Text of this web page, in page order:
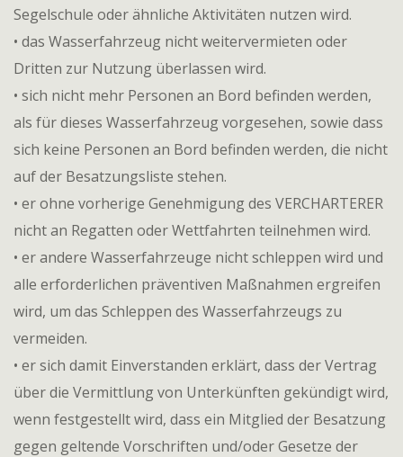
Segelschule oder ähnliche Aktivitäten nutzen wird.
• das Wasserfahrzeug nicht weitervermieten oder
Dritten zur Nutzung überlassen wird.
• sich nicht mehr Personen an Bord befinden werden,
als für dieses Wasserfahrzeug vorgesehen, sowie dass
sich keine Personen an Bord befinden werden, die nicht
auf der Besatzungsliste stehen.
• er ohne vorherige Genehmigung des VERCHARTERER
nicht an Regatten oder Wettfahrten teilnehmen wird.
• er andere Wasserfahrzeuge nicht schleppen wird und
alle erforderlichen präventiven Maßnahmen ergreifen
wird, um das Schleppen des Wasserfahrzeugs zu
vermeiden.
• er sich damit Einverstanden erklärt, dass der Vertrag
über die Vermittlung von Unterkünften gekündigt wird,
wenn festgestellt wird, dass ein Mitglied der Besatzung
gegen geltende Vorschriften und/oder Gesetze der